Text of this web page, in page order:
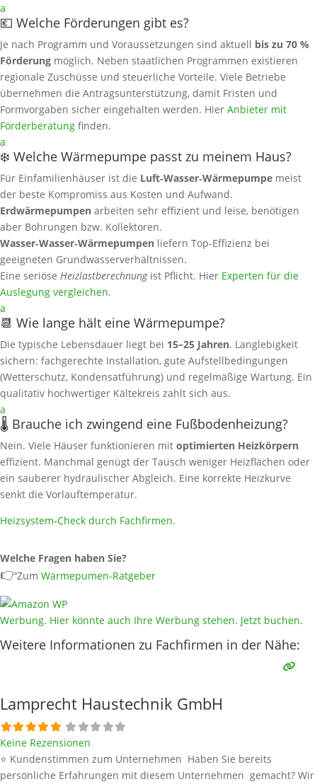
a
💶 Welche Förderungen gibt es?
Je nach Programm und Voraussetzungen sind aktuell bis zu 70 %
Förderung möglich. Neben staatlichen Programmen existieren
regionale Zuschüsse und steuerliche Vorteile. Viele Betriebe
übernehmen die Antragsunterstützung, damit Fristen und
Formvorgaben sicher eingehalten werden. Hier Anbieter mit
Förderberatung finden.
a
❄️ Welche Wärmepumpe passt zu meinem Haus?
Für Einfamilienhäuser ist die Luft‑Wasser‑Wärmepumpe meist
der beste Kompromiss aus Kosten und Aufwand.
Erdwärmepumpen arbeiten sehr effizient und leise, benötigen
aber Bohrungen bzw. Kollektoren.
Wasser‑Wasser‑Wärmepumpen liefern Top‑Effizienz bei
geeigneten Grundwasserverhältnissen.
Eine seriöse Heizlastberechnungist Pflicht. Hier Experten für die
Auslegung vergleichen.
a
📆 Wie lange hält eine Wärmepumpe?
Die typische Lebensdauer liegt bei 15–25 Jahren. Langlebigkeit
sichern: fachgerechte Installation, gute Aufstellbedingungen
(Wetterschutz, Kondensatführung) und regelmäßige Wartung. Ein
qualitativ hochwertiger Kältekreis zahlt sich aus.
a
🌡️ Brauche ich zwingend eine Fußbodenheizung?
Nein. Viele Häuser funktionieren mit optimierten Heizkörpern
effizient. Manchmal genügt der Tausch weniger Heizflächen oder
ein sauberer hydraulischer Abgleich. Eine korrekte Heizkurve
senkt die Vorlauftemperatur.
Heizsystem‑Check durch Fachfirmen.
Welche Fragen haben Sie?
👉Zum Wärmepumen-Ratgeber
Werbung. Hier könnte auch Ihre Werbung stehen. Jetzt buchen.
Weitere Informationen zu Fachfirmen in der Nähe:
Lamprecht Haustechnik GmbH
Keine Rezensionen
⭐ Kundenstimmen zum Unternehmen Haben Sie bereits
persönliche Erfahrungen mit diesem Unternehmen gemacht? Wir